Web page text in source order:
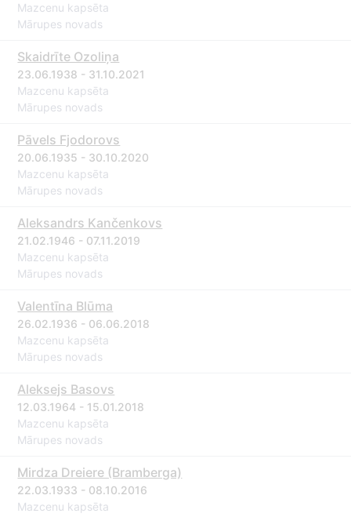
Mazcenu kapsēta
Mārupes novads
Skaidrīte Ozoliņa
23.06.1938 - 31.10.2021
Mazcenu kapsēta
Mārupes novads
Pāvels Fjodorovs
20.06.1935 - 30.10.2020
Mazcenu kapsēta
Mārupes novads
Aleksandrs Kančenkovs
21.02.1946 - 07.11.2019
Mazcenu kapsēta
Mārupes novads
Valentīna Blūma
26.02.1936 - 06.06.2018
Mazcenu kapsēta
Mārupes novads
Aleksejs Basovs
12.03.1964 - 15.01.2018
Mazcenu kapsēta
Mārupes novads
Mirdza Dreiere (Bramberga)
22.03.1933 - 08.10.2016
Mazcenu kapsēta